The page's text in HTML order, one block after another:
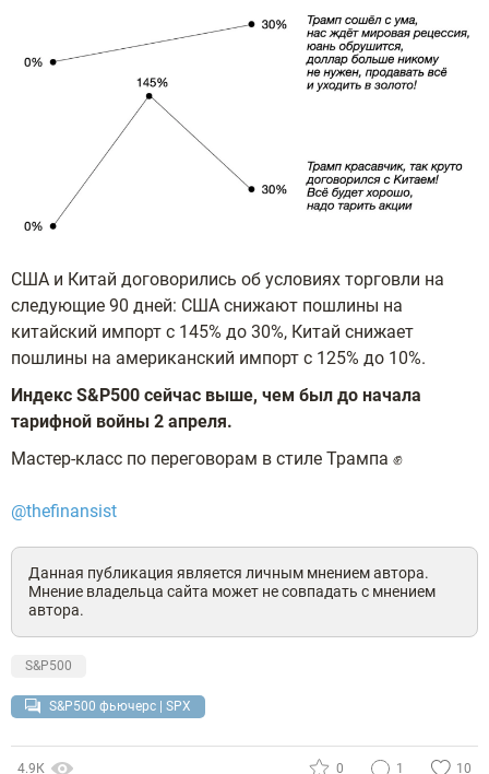
США и Китай договорились об условиях торговли на
следующие 90 дней: США снижают пошлины на
китайский импорт с 145% до 30%, Китай снижает
пошлины на американский импорт с 125% до 10%.
Индекс S&P500 сейчас выше, чем был до начала
тарифной войны 2 апреля.
Мастер-класс по переговорам в стиле Трампа ✊
@thefinansist
Данная публикация является личным мнением автора.
Мнение владельца сайта может не совпадать с мнением
автора.
S&P500
S&P500 фьючерс | SPX
4.9К 0 1 10